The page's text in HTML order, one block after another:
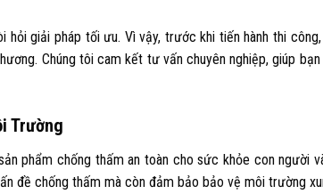
giải pháp tối ưu. Vì vậy, trước khi tiến hành thi
Chúng tôi cam kết tư vấn chuyên nghiệp, giúp
Trường
phẩm chống thấm an toàn cho sức khỏe con người
đề chống thấm mà còn đảm bảo bảo vệ môi trường